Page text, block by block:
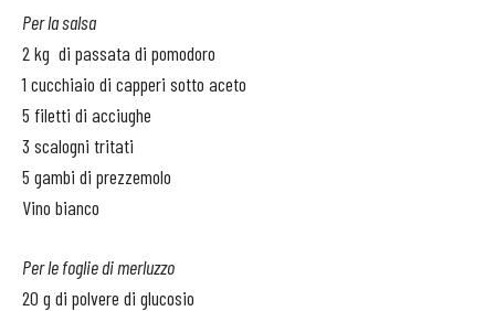
Per la salsa
2 kg di passata di pomodoro
1 cucchiaio di capperi sotto aceto
5 filetti di acciughe
3 scalogni tritati
5 gambi di prezzemolo
Vino bianco
Per le foglie di merluzzo
20 g di polvere di glucosio